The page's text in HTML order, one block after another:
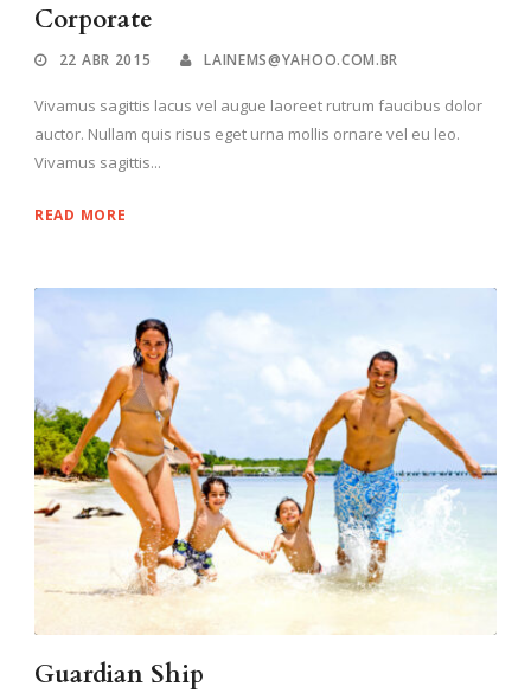
Corporate
22 ABR 2015 LAINEMS@YAHOO.COM.BR
Vivamus sagittis lacus vel augue laoreet rutrum faucibus dolor
auctor. Nullam quis risus eget urna mollis ornare vel eu leo.
Vivamus sagittis...
READ MORE
Guardian Ship